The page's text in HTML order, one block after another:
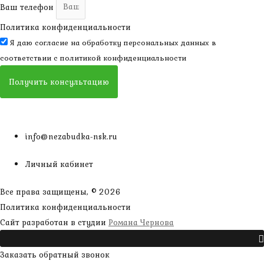
Ваш телефон
Политика конфиденциальности
Я даю согласие на обработку персональных данных в
соответствии с политикой конфиденциальности
Получить консультацию
info@nezabudka-nsk.ru
Личный кабинет
Все права защищены, © 2026
Политика конфиденциальности
Сайт разработан в студии Романа Чернова
Заказать обратный звонок